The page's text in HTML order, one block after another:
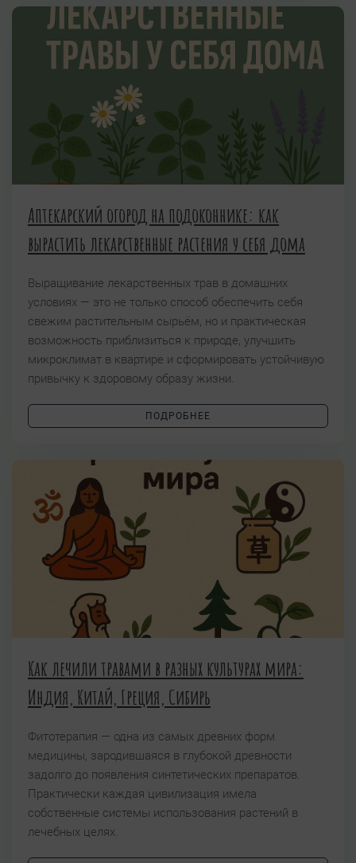
Аптекарский огород на подоконнике: как
вырастить лекарственные растения у себя дома
Выращивание лекарственных трав в домашних
условиях — это не только способ обеспечить себя
свежим растительным сырьём, но и практическая
возможность приблизиться к природе, улучшить
микроклимат в квартире и сформировать устойчивую
привычку к здоровому образу жизни.
ПОДРОБНЕЕ
Как лечили травами в разных культурах мира:
Индия, Китай, Греция, Сибирь
Фитотерапия — одна из самых древних форм
медицины, зародившаяся в глубокой древности
задолго до появления синтетических препаратов.
Практически каждая цивилизация имела
собственные системы использования растений в
лечебных целях.